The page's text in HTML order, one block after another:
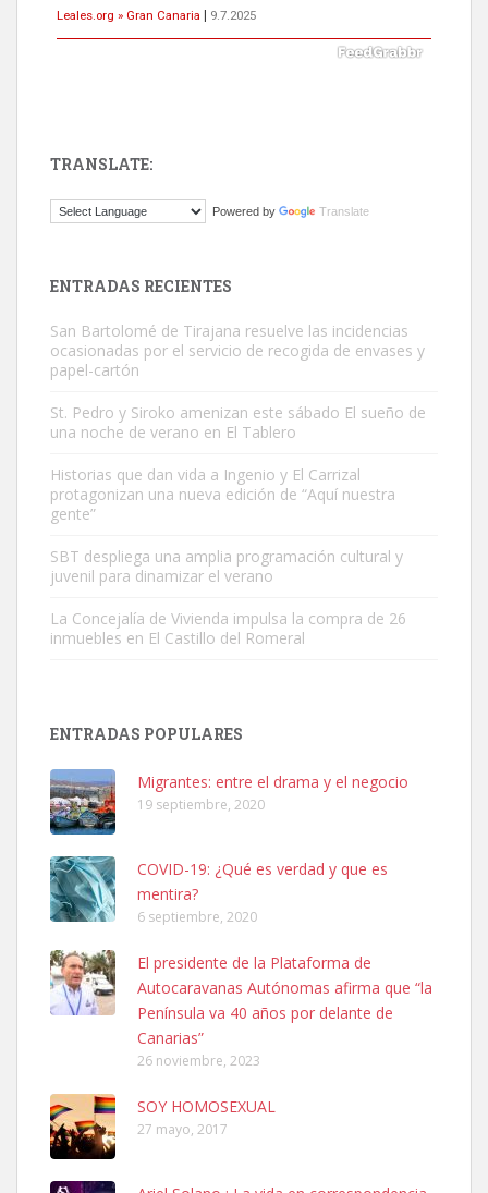
Leales.org » Gran Canaria
9.7.2025
Este gato macho ha aparecido en la calle hace menos de un mes,
Busco adopción responsable para mi perra. Pastor alemán,
hembra, 4 años. Por motivos personales ...
Leales.org » Gran Canaria
Leales.org » Gran Canaria
Ninfa perdida
El día 5 se los perdió una ninfa papillera, asustada tiene miedo a la
calle, se perdió por la zon...
Leales.org » Gran Canaria
6.7.2025
TRANSLATE:
Powered by Translate
ENTRADAS RECIENTES
San Bartolomé de Tirajana resuelve las incidencias
ocasionadas por el servicio de recogida de envases y
papel-cartón
St. Pedro y Siroko amenizan este sábado El sueño de
una noche de verano en El Tablero
Historias que dan vida a Ingenio y El Carrizal
protagonizan una nueva edición de “Aquí nuestra
gente”
SBT despliega una amplia programación cultural y
juvenil para dinamizar el verano
La Concejalía de Vivienda impulsa la compra de 26
inmuebles en El Castillo del Romeral
ENTRADAS POPULARES
Migrantes: entre el drama y el negocio
19 septiembre, 2020
COVID-19: ¿Qué es verdad y que es
mentira?
6 septiembre, 2020
El presidente de la Plataforma de
Autocaravanas Autónomas afirma que “la
Península va 40 años por delante de
Canarias”
26 noviembre, 2023
SOY HOMOSEXUAL
27 mayo, 2017